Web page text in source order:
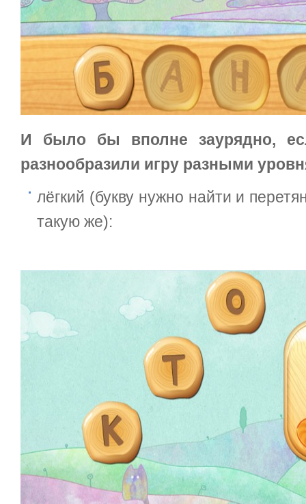
И было бы вполне заурядно,
разнообразили игру разными
лёгкий (букву нужно найти и
такую же):